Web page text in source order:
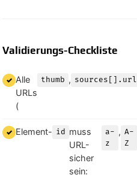
Validierungs-Checkliste
Alle
URLs
(
thumb , sources[].url
Element- id muss
URL-
sicher
sein:
a-
z
, A-
Z